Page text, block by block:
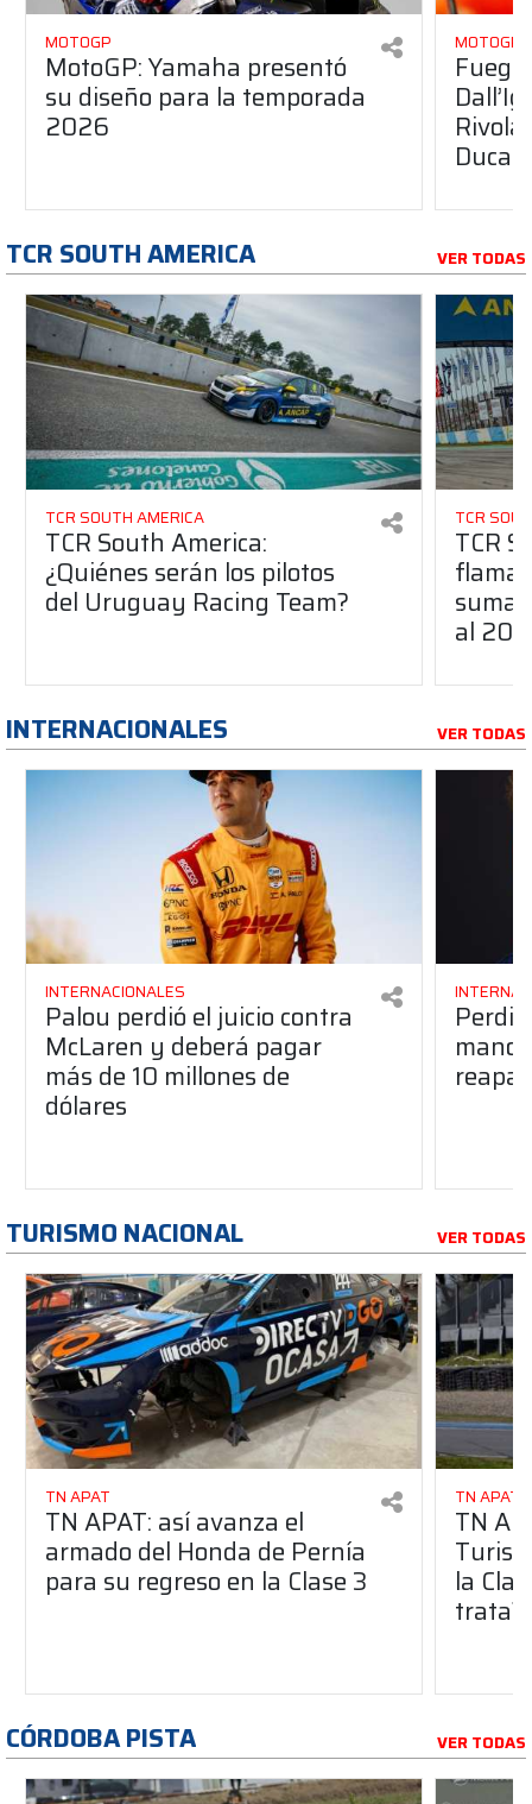
MOTOGP
MotoGP: Yamaha presentó
su diseño para la temporada
2026
MOTOGP
Ducati
TCR SOUTH AMERICA VER TODAS
TCR SOUTH AMERICA
TCR South America:
¿Quiénes serán los pilotos
del Uruguay Racing Team?
TCR
TCR
suma
al
INTERNACIONALES VER TODAS
INTERNACIONALES
Palou perdió el juicio contra
McLaren y deberá pagar
más de 10 millones de
dólares
TURISMO NACIONAL VER TODAS
TN APAT
TN APAT: así avanza el
armado del Honda de Pernía
para su regreso en la Clase 3
TN APAT
TN
la
trata?
CÓRDOBA PISTA VER TODAS